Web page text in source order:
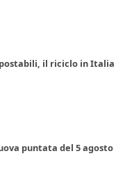
il riciclo in Italia
puntata del 5 agosto